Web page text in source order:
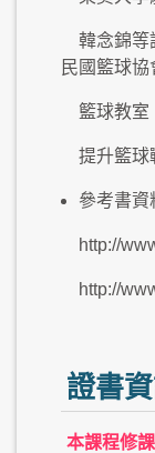
韓念錦等
民國籃球協
籃球教室
提升籃球
參考書資
http://
http://
證書
本課程修